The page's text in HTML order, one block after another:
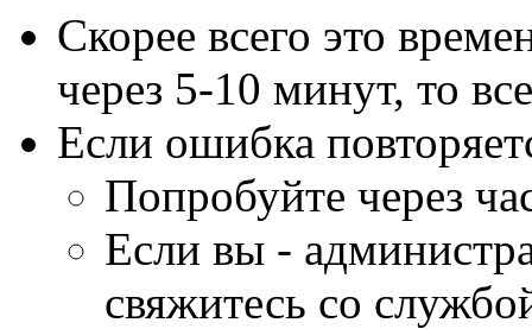
Скорее всего это
через 5-10 минут, то
Если ошибка
Попробуйте через
Если вы -
свяжитесь со